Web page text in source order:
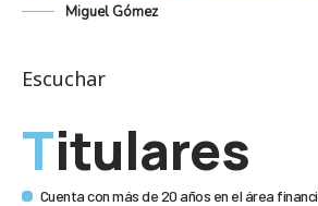
Miguel Gómez
Escuchar
Titulares
Cuenta con más de 20 años en el área